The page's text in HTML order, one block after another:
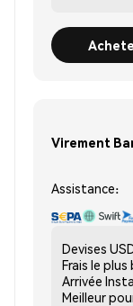
Virement
Assistance:
Devises
Frais le plus
Arrivée
Meilleur